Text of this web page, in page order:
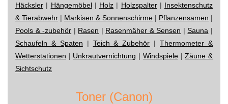
Häcksler | Hängemöbel| Holz | Holzspalter| Insektenschutz
& Tierabwehr | Markisen & Sonnenschirme | Pflanzensamen |
Pools & -zubehör | Rasen | Rasenmäher & Sensen |Sauna |
Schaufeln & Spaten | Teich & Zubehör |Thermometer &
Wetterstationen | Unkrautvernichtung | Windspiele|Zäune &
Sichtschutz
Toner (Canon)